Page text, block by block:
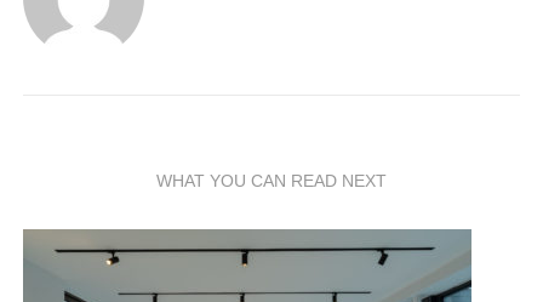
WHAT YOU CAN READ NEXT